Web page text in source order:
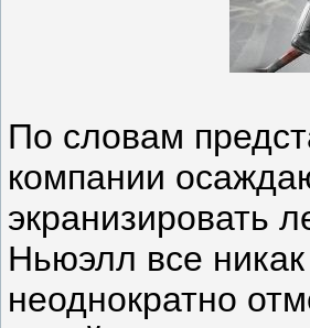
По словам
компании
экранизировать
Ньюэлл все
неоднократно